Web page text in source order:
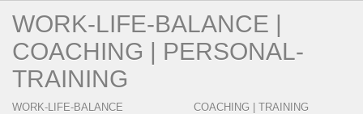
WORK-LIFE-BALANCE |
COACHING | PERSONAL-
TRAINING
WORK-LIFE-BALANCE COACHING | TRAINING